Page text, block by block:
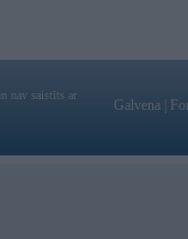
nav saistīts ar
Galvena